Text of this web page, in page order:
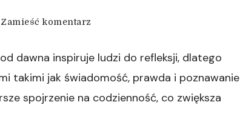
Zamieść komentarz
oraz
praktyki
inspirujące
do
dawna inspiruje ludzi do refleksji, dlatego
takimi jak świadomość, prawda i poznawanie
spojrzenie na codzienność, co zwiększa